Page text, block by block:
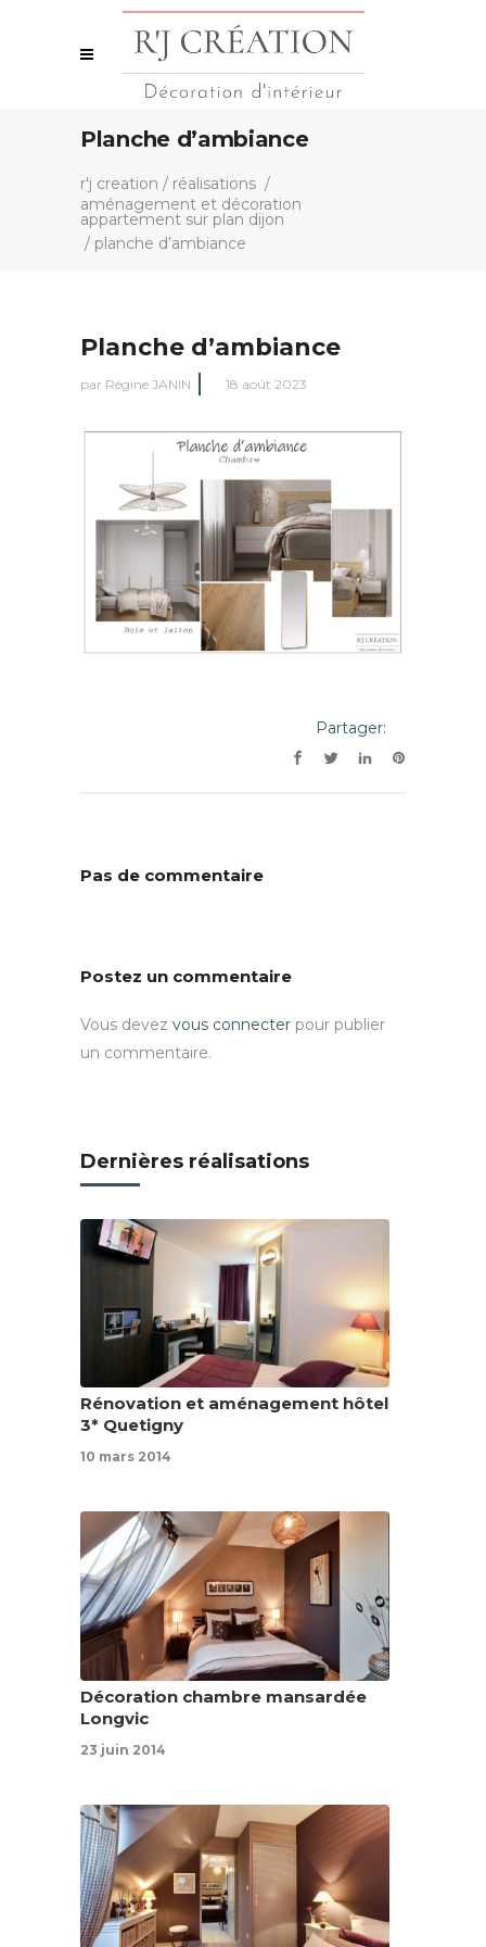
Planche d’ambiance
r'j creation / réalisations /
aménagement et décoration
appartement sur plan dijon
/ planche d’ambiance
Planche d’ambiance
par Régine JANIN 18 août 2023
Partager:
Pas de commentaire
Postez un commentaire
Vous devez vous connecter pour publier
un commentaire.
Dernières réalisations
Rénovation et aménagement hôtel
3* Quetigny
10 mars 2014
Décoration chambre mansardée
Longvic
23 juin 2014